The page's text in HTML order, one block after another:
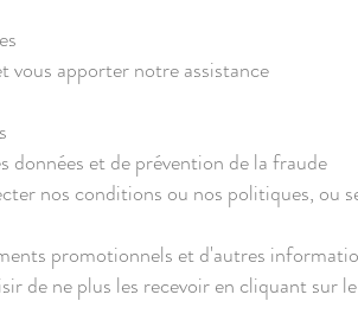
vous apporter notre assistance
données et de prévention de la fraude
nos conditions ou nos politiques, ou
promotionnels et d'autres
de ne plus les recevoir en cliquant sur